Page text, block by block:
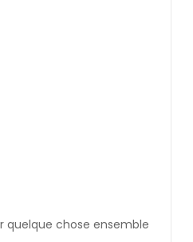
quelque chose ensemble